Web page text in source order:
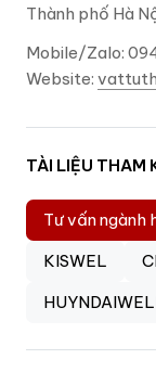
Thành phố Hà
Mobile/Zalo:
Website:
TÀI LIỆU THAM
Tư vấn ngành
KISWEL